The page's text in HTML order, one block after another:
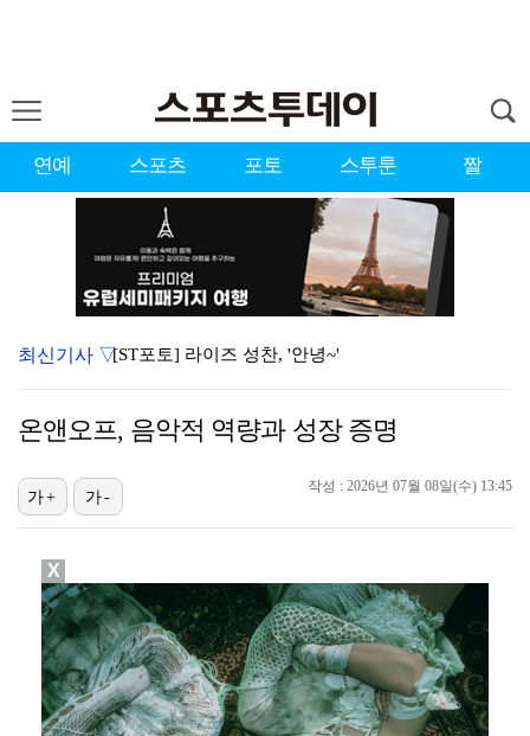
연예 스포츠 포토 스투툰 짤
[ST포토] 라이즈 성찬, '안녕~'
[ST포토] 레드벨벳 조이, '점점 더 예뻐지네'
[ST포토] 레드벨벳 슬기, 귀여워
"'프리티걸' '러브어택'" 리센느, 걸그룹 브랜드 평…
[ST포토] 라이즈 성찬, '귀공자 분위기'
[ST포토] 레드벨벳 예리, 사뿐사뿐
최신기사 ▽
온앤오프, 음악적 역량과 성장 증명
작성 : 2026년 07월 08일(수) 13:45
가+ 가-
X